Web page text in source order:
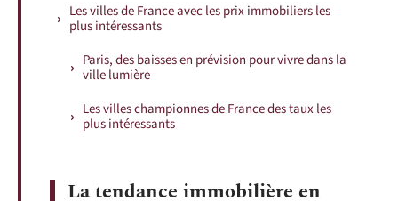
Les villes de France avec les prix immobiliers les
plus intéressants
Paris, des baisses en prévision pour vivre dans la
ville lumière
Les villes championnes de France des taux les
plus intéressants
La tendance immobilière en